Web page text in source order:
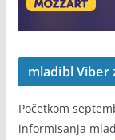
mladibl Viber
Početkom
informisanja